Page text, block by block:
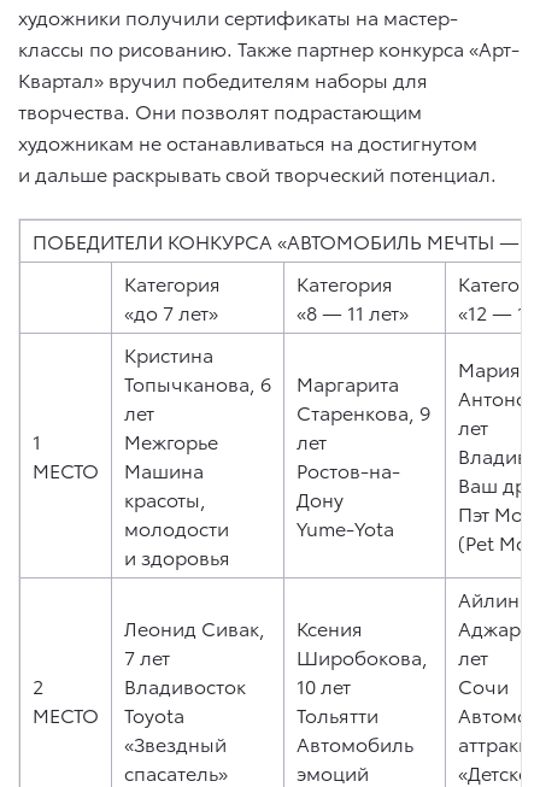
художники получили сертификаты на мастер-
классы по рисованию. Также партнер конкурса «Арт-
Квартал» вручил победителям наборы для
творчества. Они позволят подрастающим
художникам не останавливаться на достигнутом
и дальше раскрывать свой творческий потенциал.
ПОБЕДИТЕЛИ КОНКУРСА «АВТОМОБИЛЬ МЕЧТЫ —
Категория
«до 7 лет»
Категория
«8 — 11 лет»
«12 — 15
1
МЕСТО
Кристина
Топычканова, 6
лет
Межгорье
Машина
красоты,
молодости
и здоровья
Маргарита
Старенкова, 9
лет
Ростов-на-
Дону
Yume-Yota
Мария
лет
Ваш
Пэт
(Pet
2
МЕСТО
Леонид Сивак,
7 лет
Владивосток
Toyota
«Звездный
спасатель»
Ксения
Широбокова,
10 лет
Тольятти
Автомобиль
эмоций
Айлин
Аджар,
лет
Сочи
«Детское